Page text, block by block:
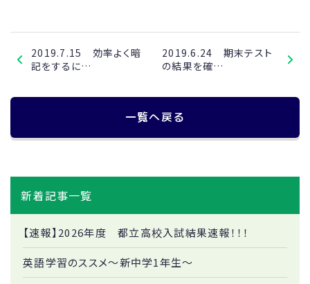
2019.7.15 効率よく暗
記をするに…
2019.6.24 期末テスト
の結果を確…
一覧へ戻る
新着記事一覧
【速報】2026年度 都立高校入試結果速報！！！
英語学習のススメ～新中学1年生～